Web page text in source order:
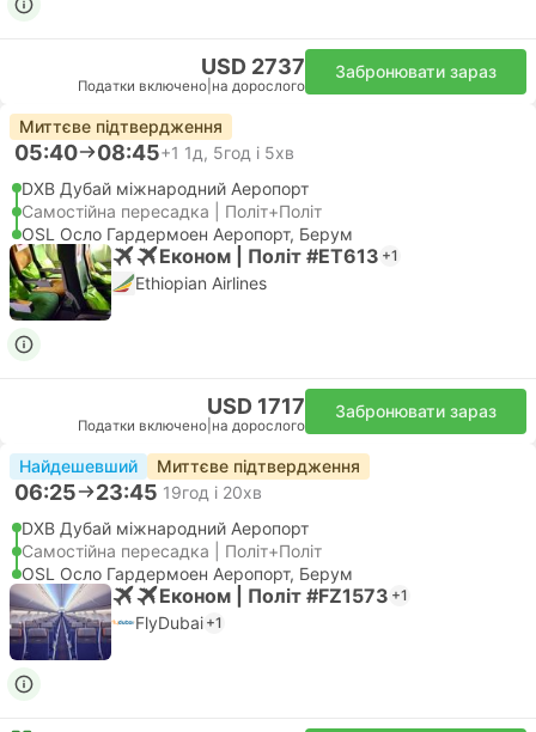
USD 2737
Податки включено на дорослого
Забронювати зараз
Миттєве підтвердження
05:40 08:45+1 1д, 5год і 5хв
DXB Дубай міжнародний Аеропорт
Самостійна пересадка | Політ+Політ
OSL Осло Гардермоен Аеропорт, Берум
Економ | Політ #ET613 +1
Ethiopian Airlines
USD 1717
Податки включено на дорослого
Забронювати зараз
Найдешевший Миттєве підтвердження
06:25 23:45 19год і 20хв
DXB Дубай міжнародний Аеропорт
Самостійна пересадка | Політ+Політ
OSL Осло Гардермоен Аеропорт, Берум
Економ | Політ #FZ1573 +1
FlyDubai +1